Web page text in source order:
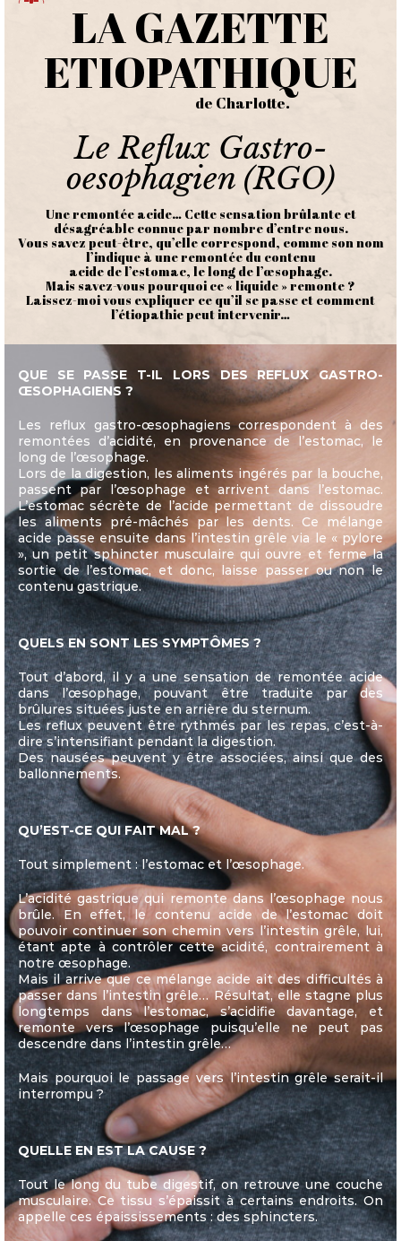
LA GAZETTE
ETIOPATHIQUE
de Charlotte.
Le Reflux Gastro-
oesophagien (RGO)
Une remontée acide… Cette sensation brûlante et
désagréable connue par nombre d’entre nous.
Vous savez peut-être, qu’elle correspond, comme son nom
l’indique à une remontée du contenu
acide de l’estomac, le long de l’œsophage.
Mais savez-vous pourquoi ce « liquide » remonte ?
Laissez-moi vous expliquer ce qu’il se passe et comment
l’étiopathie peut intervenir…
QUE SE PASSE T-IL LORS DES REFLUX GASTRO-
ŒSOPHAGIENS ?
Les reflux gastro-œsophagiens correspondent à des
remontées d’acidité, en provenance de l’estomac, le
long de l’œsophage.
Lors de la digestion, les aliments ingérés par la bouche,
passent par l’œsophage et arrivent dans l’estomac.
L’estomac sécrète de l’acide permettant de dissoudre
les aliments pré-mâchés par les dents. Ce mélange
acide passe ensuite dans l’intestin grêle via le « pylore
», un petit sphincter musculaire qui ouvre et ferme la
sortie de l’estomac, et donc, laisse passer ou non le
contenu gastrique.
QUELS EN SONT LES SYMPTÔMES ?
Tout d’abord, il y a une sensation de remontée acide
dans l’œsophage, pouvant être traduite par des
brûlures situées juste en arrière du sternum.
Les reflux peuvent être rythmés par les repas, c’est-à-
dire s’intensifiant pendant la digestion.
Des nausées peuvent y être associées, ainsi que des
ballonnements.
QU’EST-CE QUI FAIT MAL ?
Tout simplement : l’estomac et l’œsophage.
L’acidité gastrique qui remonte dans l’œsophage nous
brûle. En effet, le contenu acide de l’estomac doit
pouvoir continuer son chemin vers l’intestin grêle, lui,
étant apte à contrôler cette acidité, contrairement à
notre œsophage.
Mais il arrive que ce mélange acide ait des difficultés à
passer dans l’intestin grêle… Résultat, elle stagne plus
longtemps dans l’estomac, s’acidifie davantage, et
remonte vers l’œsophage puisqu’elle ne peut pas
descendre dans l’intestin grêle…
Mais pourquoi le passage vers l’intestin grêle serait-il
interrompu ?
QUELLE EN EST LA CAUSE ?
Tout le long du tube digestif, on retrouve une couche
musculaire. Ce tissu s’épaissit à certains endroits. On
appelle ces épaississements : des sphincters.